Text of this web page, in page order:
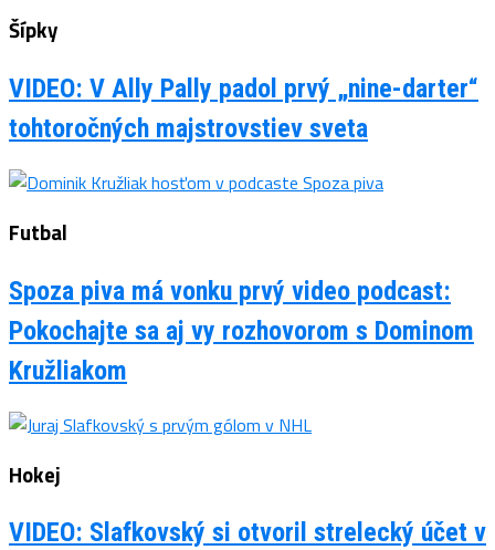
Šípky
VIDEO: V Ally Pally padol prvý „nine-darter“
tohtoročných majstrovstiev sveta
Futbal
Spoza piva má vonku prvý video podcast:
Pokochajte sa aj vy rozhovorom s Dominom
Kružliakom
Hokej
VIDEO: Slafkovský si otvoril strelecký účet v